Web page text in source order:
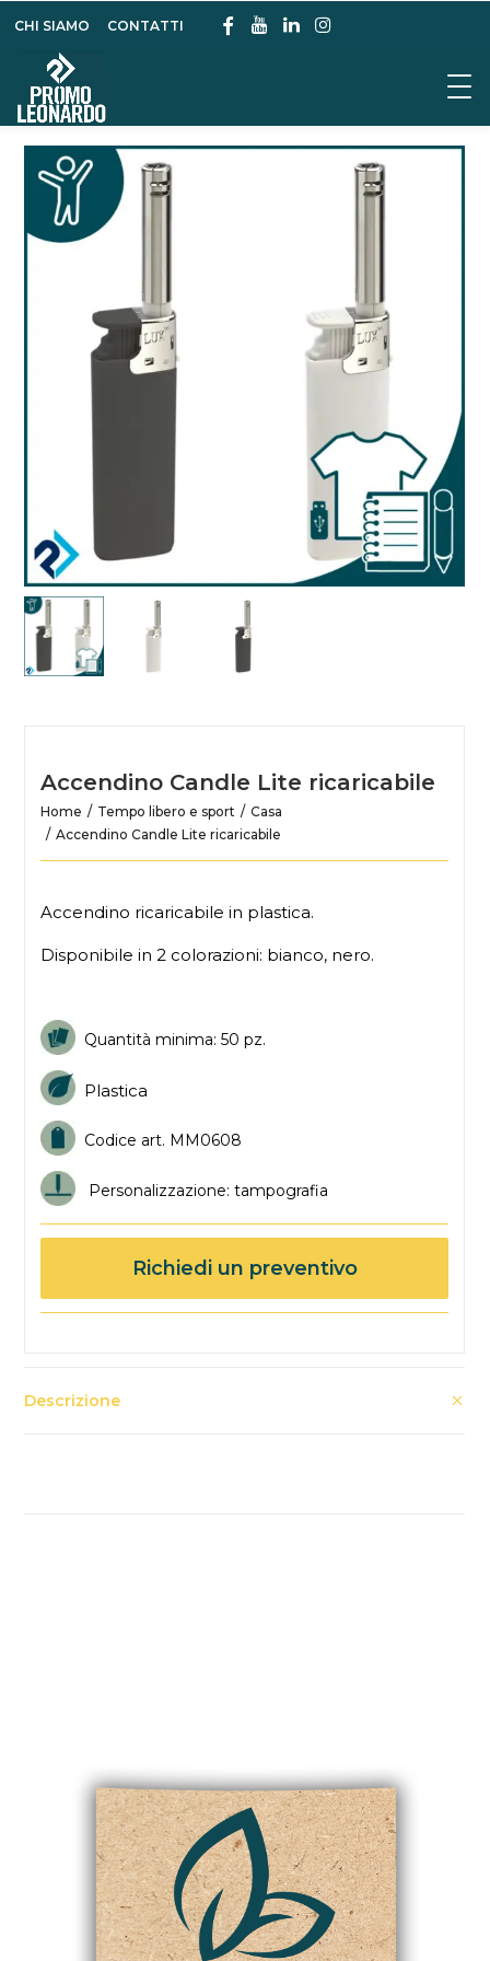
CHI SIAMO CONTATTI
Accendino Candle Lite ricaricabile
Home Tempo libero e sport
Casa
Accendino Candle Lite ricaricabile
Accendino ricaricabile in plastica.
Disponibile in 2 colorazioni: bianco, nero.
Quantità minima: 50 pz.
Plastica
Codice art. MM0608
Personalizzazione: tampografia
Richiedi un preventivo
Descrizione